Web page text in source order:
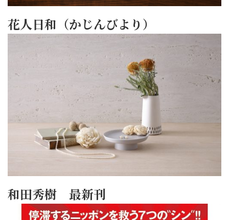
花人日和（かじんびより）
和田秀樹 最新刊